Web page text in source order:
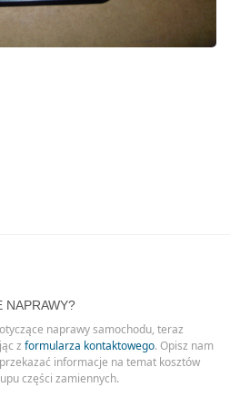
NAPRAWY?
naprawy samochodu, teraz
z formularza kontaktowego. Opisz nam
informacje na temat kosztów
części zamiennych.